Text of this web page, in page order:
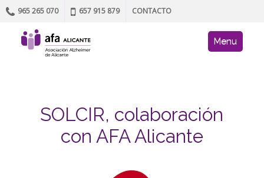
965 265 070 657 915 879 CONTACTO
AFA site
Skip to content
Menu
SOLCIR, colaboración
con AFA Alicante